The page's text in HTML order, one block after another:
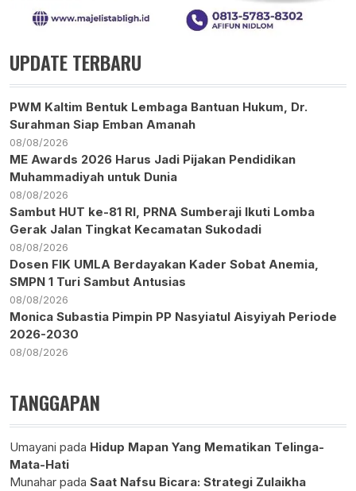
UPDATE TERBARU
PWM Kaltim Bentuk Lembaga Bantuan Hukum, Dr.
Surahman Siap Emban Amanah
08/08/2026
ME Awards 2026 Harus Jadi Pijakan Pendidikan
Muhammadiyah untuk Dunia
08/08/2026
Sambut HUT ke-81 RI, PRNA Sumberaji Ikuti Lomba
Gerak Jalan Tingkat Kecamatan Sukodadi
08/08/2026
Dosen FIK UMLA Berdayakan Kader Sobat Anemia,
SMPN 1 Turi Sambut Antusias
08/08/2026
Monica Subastia Pimpin PP Nasyiatul Aisyiyah Periode
2026-2030
08/08/2026
TANGGAPAN
Umayani pada Hidup Mapan Yang Mematikan Telinga-
Mata-Hati
Munahar pada Saat Nafsu Bicara: Strategi Zulaikha